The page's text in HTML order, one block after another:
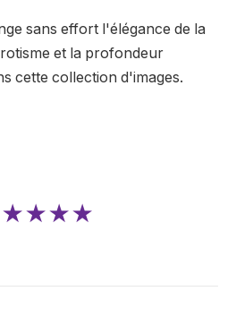
sans effort l'élégance de la
et la profondeur
cette collection d'images.